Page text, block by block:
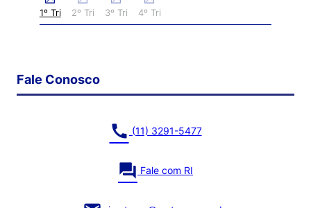
1º Tri 2º Tri 3º Tri 4º Tri
Fale Conosco
call (11) 3291-5477
question_answer Fale com RI